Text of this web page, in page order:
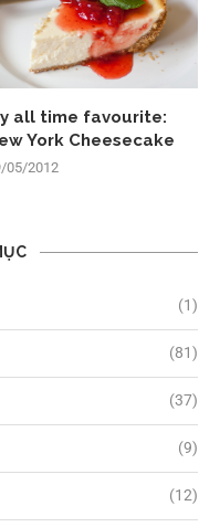
all time favourite:
York Cheesecake
05/2012
(1)
(81)
(37)
(9)
(12)